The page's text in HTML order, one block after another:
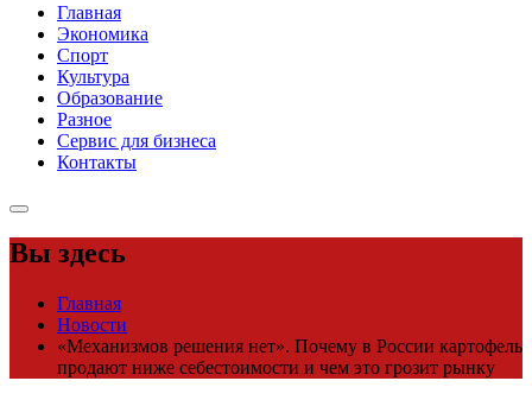
Главная
Экономика
Спорт
Культура
Образование
Разное
Сервис для бизнеса
Контакты
Вы здесь
Главная
Новости
«Механизмов решения нет». Почему в России картофель
продают ниже себестоимости и чем это грозит рынку